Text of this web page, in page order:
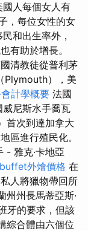
國人每個女人有
，每位女性的女
和出生率外，
有助於增長。
清教徒從普利茅
Plymouth），美
計學概要 法國
尼斯水手喬瓦
首次到達加拿大
區進行殖民化。
- 雅克·卡地亞
buffet外燴價格 在
人將獵物帶回所
州州長馬蒂亞斯·
牙的要求，但該
綜合體由六個位